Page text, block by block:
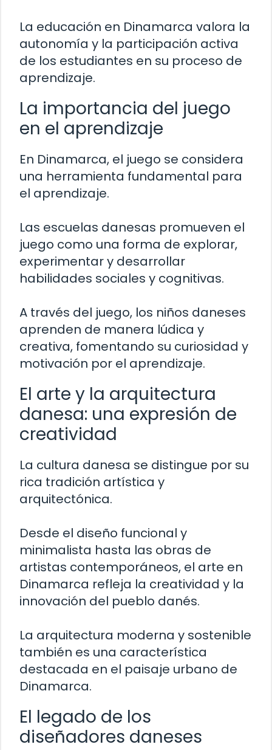
La educación en Dinamarca valora la
autonomía y la participación activa
de los estudiantes en su proceso de
aprendizaje.
La importancia del juego
en el aprendizaje
En Dinamarca, el juego se considera
una herramienta fundamental para
el aprendizaje.
Las escuelas danesas promueven el
juego como una forma de explorar,
experimentar y desarrollar
habilidades sociales y cognitivas.
A través del juego, los niños daneses
aprenden de manera lúdica y
creativa, fomentando su curiosidad y
motivación por el aprendizaje.
El arte y la arquitectura
danesa: una expresión de
creatividad
La cultura danesa se distingue por su
rica tradición artística y
arquitectónica.
Desde el diseño funcional y
minimalista hasta las obras de
artistas contemporáneos, el arte en
Dinamarca refleja la creatividad y la
innovación del pueblo danés.
La arquitectura moderna y sostenible
también es una característica
destacada en el paisaje urbano de
Dinamarca.
El legado de los
diseñadores daneses